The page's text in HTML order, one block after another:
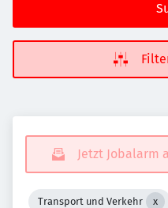
Jetzt Jobalarm
Transport und Verkehr